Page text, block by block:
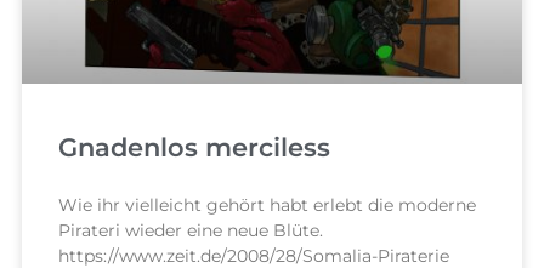
Gnadenlos merciless
Wie ihr vielleicht gehört habt erlebt die moderne
Pirateri wieder eine neue Blüte.
https://www.zeit.de/2008/28/Somalia-Piraterie